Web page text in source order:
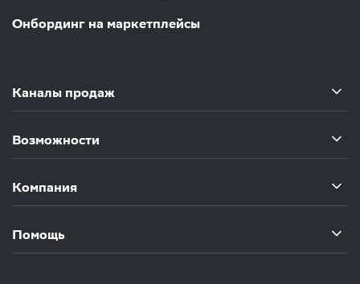
Онбординг на маркетплейсы
Каналы продаж
Возможности
Компания
Помощь